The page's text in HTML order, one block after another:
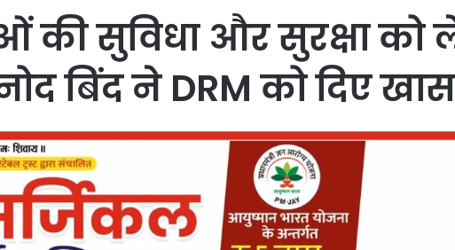
की सुविधा और सुरक्षा को
बिंद ने DRM को दिए